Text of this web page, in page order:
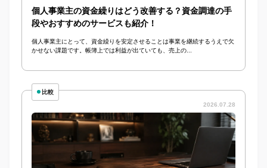
個人事業主の資金繰りはどう改善する？資金調達の手
段やおすすめのサービスも紹介！
個人事業主にとって、資金繰りを安定させることは事業を継続するうえで欠
かせない課題です。帳簿上では利益が出ていても、売上の...
比較
2026.07.28